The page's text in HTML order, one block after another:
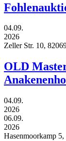
04.09.
2026
Zeller Str. 10,
OLD
04.09.
2026
06.09.
2026
Hasenmoorkamp 5,